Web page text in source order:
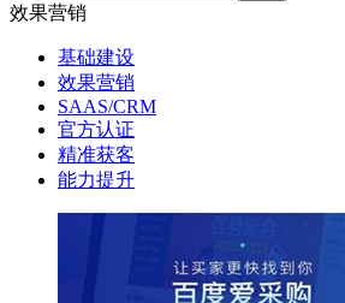
效果营销
基础建设
效果营销
SAAS/CRM
官方认证
精准获客
能力提升